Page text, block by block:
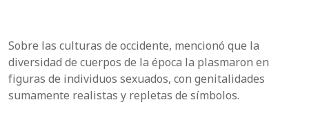
Sobre las culturas de occidente, mencionó que la
diversidad de cuerpos de la época la plasmaron en
figuras de individuos sexuados, con genitalidades
sumamente realistas y repletas de símbolos.